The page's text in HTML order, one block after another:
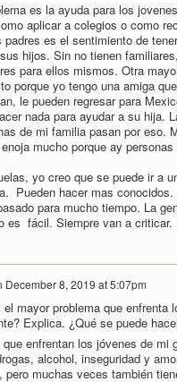
es la ayuda para los
aplicar a colegios o como
padres es el sentimiento de
hijos. Sin no tienen
para ellos mismos. Otra
porque yo tengo una amiga
le pueden regresar para
nada para ayudar a su hija.
de mi familia pasan por eso.
mucho porque ay
yo creo que se puede ir a
Pueden hacer mas
para mucho tiempo. La
es fácil. Siempre van a criticar.
December 8, 2019 at 5:07pm
mayor problema que
Explica. ¿Qué se puede
enfrentan los jóvenes de
alcohol, inseguridad y
pero muchas veces también